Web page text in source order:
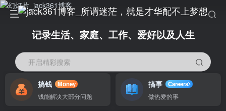
记录生活、家庭、工作、爱好以及人生
开启精彩搜索
搞钱
Money
钱能解决大部分问题
搞事
Careers
做热爱的事